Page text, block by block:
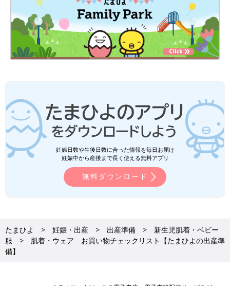
妊娠日数や生後日数に合った情報を毎日お届け
妊娠中から産後まで長く使える無料アプリ
無料ダウンロード
たまひよ 妊娠・出産 出産準備
新生児肌着・ベビー
服
肌着・ウェア お買い物チェックリスト【たまひよの出産準
備】